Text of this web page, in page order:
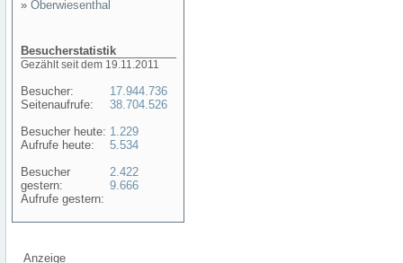
» Oberwiesenthal
Besucherstatistik
Gezählt seit dem 19.11.2011
Besucher:
Seitenaufrufe:
Besucher heute:
Aufrufe heute:
Besucher
gestern:
Aufrufe gestern:
17.944.736
38.704.526
1.229
5.534
2.422
9.666
Anzeige